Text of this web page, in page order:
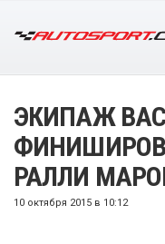
ЭКИПАЖ
РАЛЛИ
10 октября 2015 в 10:12